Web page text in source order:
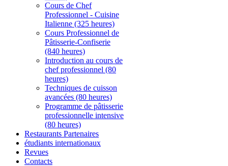
Cours de Chef
Professionnel - Cuisine
Italienne (325 heures)
Cours Professionnel de
Pâtisserie-Confiserie
(840 heures)
Introduction au cours de
chef professionnel (80
heures)
Techniques de cuisson
avancées (80 heures)
Programme de pâtisserie
professionnelle intensive
(80 heures)
Restaurants Partenaires
étudiants internationaux
Revues
Contacts